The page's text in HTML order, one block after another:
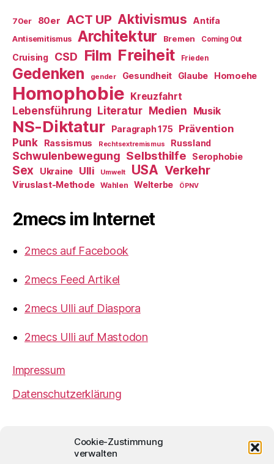
Cookie-Zustimmung
verwalten
70er 80er ACT UP Aktivismus Antifa
Antisemitismus Architektur Bremen Coming Out
Cruising CSD Film Freiheit Frieden
Gedenken gender Gesundheit Glaube Homoehe
Homophobie Kreuzfahrt
Lebensführung Literatur Medien Musik
NS-Diktatur Paragraph 175
Prävention
Punk
Rassismus Rechtsextremismus Russland
Schwulenbewegung Selbsthilfe Serophobie
Sex Ukraine Ulli Umwelt USA Verkehr
Viruslast-Methode Wahlen Welterbe ÖPNV
2mecs im Internet
2mecs auf Facebook
2mecs Feed Artikel
2mecs Ulli auf Diaspora
2mecs Ulli auf Mastodon
Impressum
Datenschutzerklärung
Ulrich Würdemannist sofern nicht
anders angegeben lizenziert unter einer
Creative